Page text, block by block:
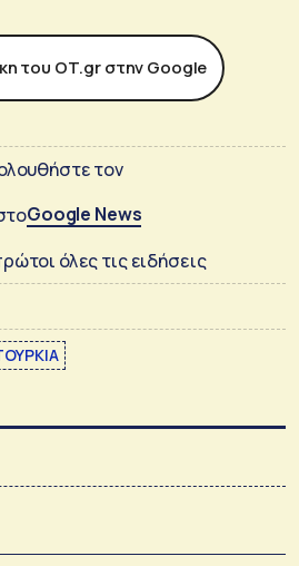
του ΟΤ.gr στην Google
τον
Google News
όλες τις ειδήσεις